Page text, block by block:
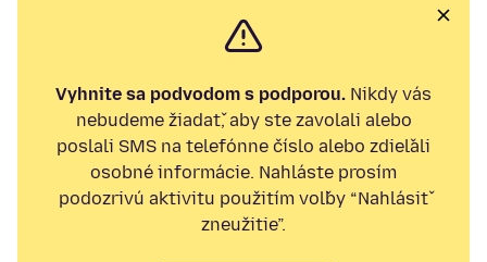
Vyhnite sa podvodom s podporou. Nikdy vás
nebudeme žiadať, aby ste zavolali alebo
poslali SMS na telefónne číslo alebo zdieľali
osobné informácie. Nahláste prosím
podozrivú aktivitu použitím voľby “Nahlásiť
zneužitie”.